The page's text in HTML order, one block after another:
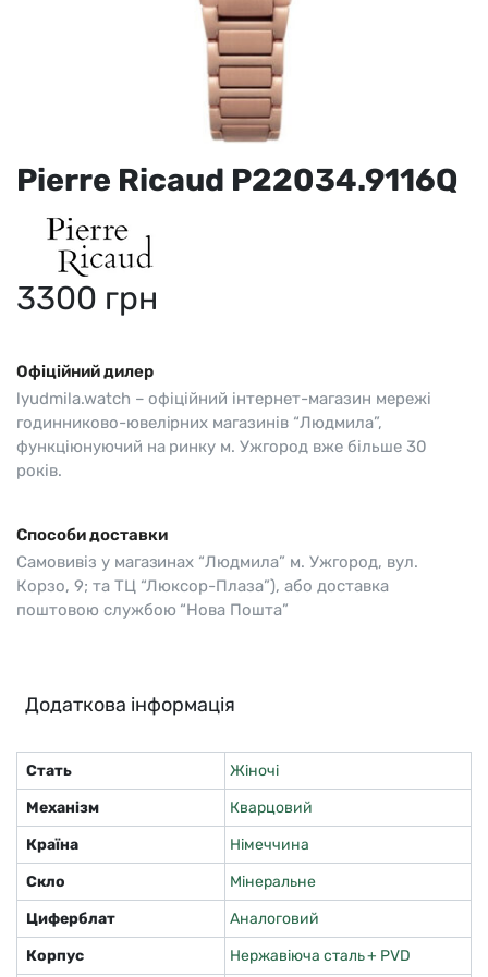
Pierre Ricaud P22034.9116Q
3300 грн
Офіційний дилер
lyudmila.watch – офіційний інтернет-магазин мережі
годинниково-ювелірних магазинів “Людмила”,
функціюнуючий на ринку м. Ужгород вже більше 30
років.
Способи доставки
Самовивіз у магазинах “Людмила” м. Ужгород, вул.
Корзо, 9; та ТЦ “Люксор-Плаза”), або доставка
поштовою службою “Нова Пошта”
Додаткова інформація
Стать
Жіночі
Механізм
Кварцовий
Країна
Німеччина
Скло
Мінеральне
Циферблат
Аналоговий
Корпус
Нержавіюча сталь + PVD